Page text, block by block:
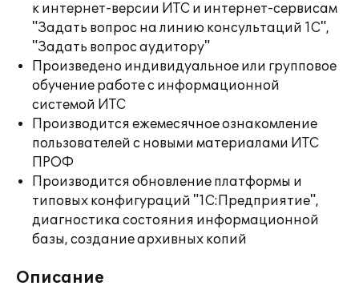
к интернет-версии ИТС и интернет-сервисам
"Задать вопрос на линию консультаций 1С",
"Задать вопрос аудитору"
Произведено индивидуальное или групповое
обучение работе с информационной
системой ИТС
Производится ежемесячное ознакомление
пользователей с новыми материалами ИТС
ПРОФ
Производится обновление платформы и
типовых конфигураций "1С:Предприятие",
диагностика состояния информационной
базы, создание архивных копий
Описание